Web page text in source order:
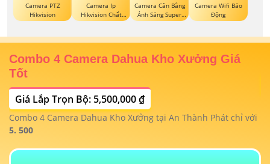
Camera PTZ
Hikvision
Camera Ip
Hikvision Chất
Lượng
Camera Cân Bằng
Ánh Sáng Super
Adapt
Camera Wifi Báo
Động
Combo 4 Camera Dahua Kho Xưởng Giá
Tốt
Giá Lắp Trọn Bộ: 5,500,000 ₫
Combo 4 Camera Dahua Kho Xưởng tại An Thành Phát chỉ với
5. 500